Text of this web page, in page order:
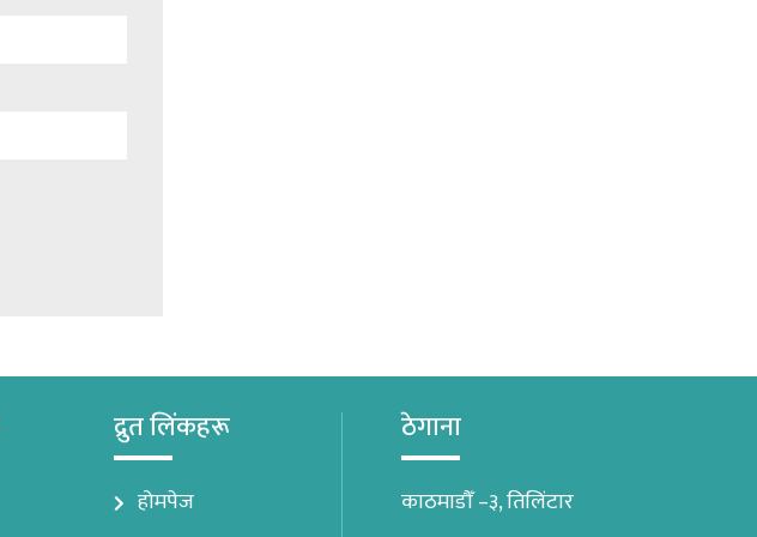
द्रुत लिंकहरू
होमपेज
ठेगाना
काठमाडौँ –३, तिलिंटार